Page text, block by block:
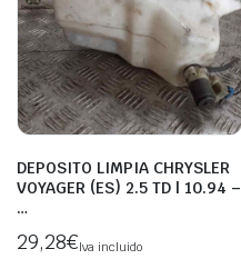
DEPOSITO LIMPIA CHRYSLER
VOYAGER (ES) 2.5 TD | 10.94 –
…
29,28€Iva incluido